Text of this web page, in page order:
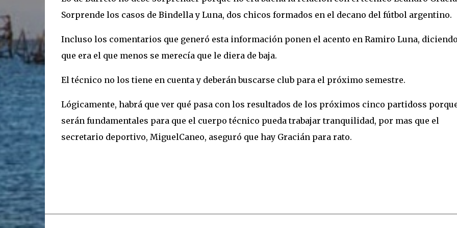
Sorprende los casos de Bindella y Luna, dos chicos formados en el decano del fútbol argentino.
Incluso los comentarios que generó esta información ponen el acento en Ramiro Luna, diciendo
que era el que menos se merecía que le diera de baja.
El técnico no los tiene en cuenta y deberán buscarse club para el próximo semestre.
Lógicamente, habrá que ver qué pasa con los resultados de los próximos cinco partidoss
serán fundamentales para que el cuerpo técnico pueda trabajar tranquilidad, por mas que el
secretario deportivo, MiguelCaneo, aseguró que hay Gracián para rato.